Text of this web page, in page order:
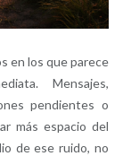
en los que parece
Mensajes,
pendientes o
más espacio del
de ese ruido, no